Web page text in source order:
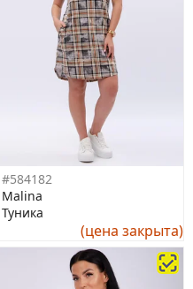
#584182
Malina
Туника
(цена закрыта)